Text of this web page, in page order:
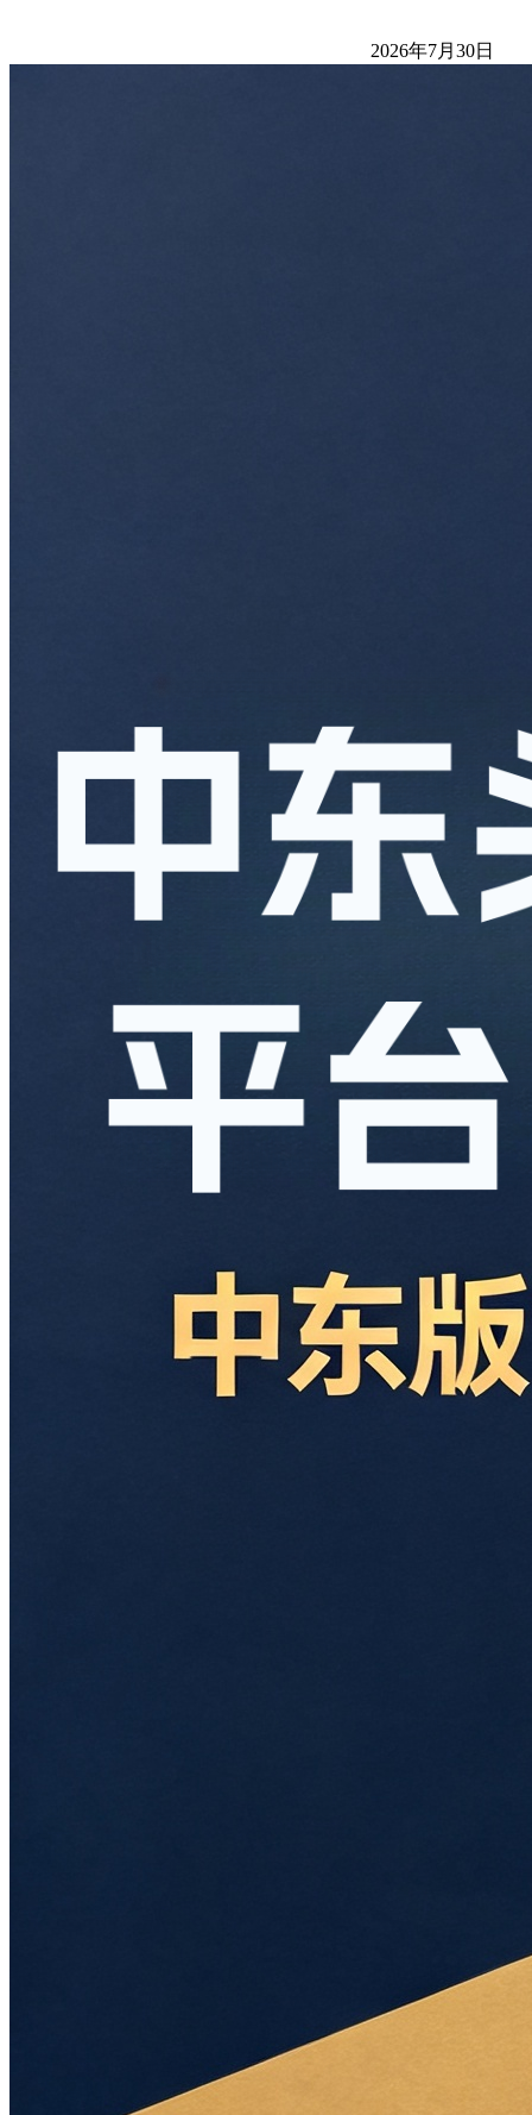
2026年7月30日